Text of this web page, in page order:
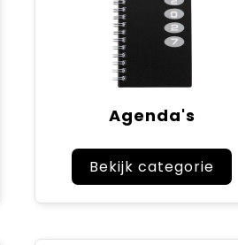
Agenda's
Bekijk categorie